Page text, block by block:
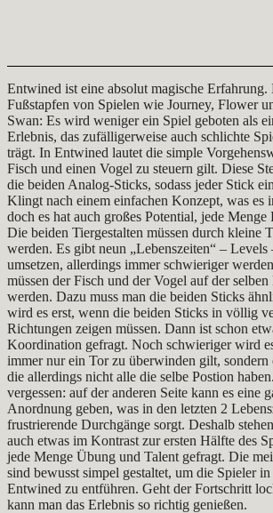
Entwined ist eine absolut magische
Fußstapfen von Spielen wie Journey, Flower
Swan: Es wird weniger ein Spiel geboten als
Erlebnis, das zufälligerweise auch schlichte
trägt. In Entwined lautet die simple
Fisch und einen Vogel zu steuern gilt. Diese
die beiden Analog-Sticks, sodass jeder Stick
Klingt nach einem einfachen Konzept, was es
doch es hat auch großes Potential, jede Menge
Die beiden Tiergestalten müssen durch kleine
werden. Es gibt neun „Lebenszeiten“ – Levels
umsetzen, allerdings immer schwieriger
müssen der Fisch und der Vogel auf der selben
werden. Dazu muss man die beiden Sticks
wird es erst, wenn die beiden Sticks in völlig
Richtungen zeigen müssen. Dann ist schon
Koordination gefragt. Noch schwieriger wird
immer nur ein Tor zu überwinden gilt, sondern
die allerdings nicht alle die selbe Postion
vergessen: auf der anderen Seite kann es eine
Anordnung geben, was in den letzten 2
frustrierende Durchgänge sorgt. Deshalb
auch etwas im Kontrast zur ersten Hälfte des
jede Menge Übung und Talent gefragt. Die
sind bewusst simpel gestaltet, um die Spieler
Entwined zu entführen. Geht der Fortschritt
kann man das Erlebnis so richtig genießen.